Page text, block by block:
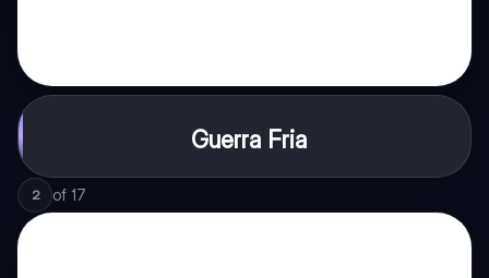
Guerra Fria
2 of 17